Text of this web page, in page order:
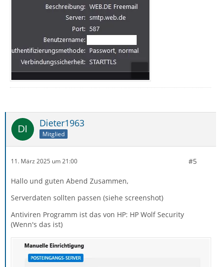
Dieter1963
Mitglied
11. März 2025 um 21:00 #5
Hallo und guten Abend Zusammen,
Serverdaten sollten passen (siehe screenshot)
Antiviren Programm ist das von HP: HP Wolf Security
(Wenn's das ist)